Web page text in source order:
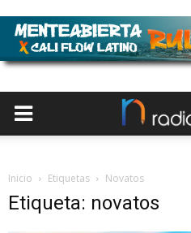
Inicio Etiquetas Novatos
Etiqueta: novatos